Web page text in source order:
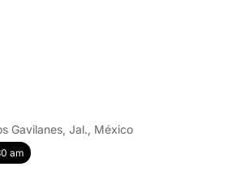
Gavilanes, Jal., México
am